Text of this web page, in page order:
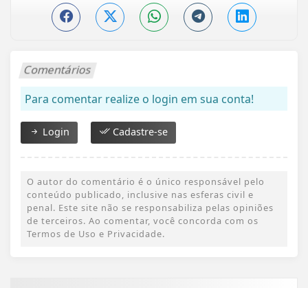
Comentários
Para comentar realize o login em sua conta!
Login Cadastre-se
O autor do comentário é o único responsável pelo
conteúdo publicado, inclusive nas esferas civil e
penal. Este site não se responsabiliza pelas opiniões
de terceiros. Ao comentar, você concorda com os
Termos de Uso e Privacidade.